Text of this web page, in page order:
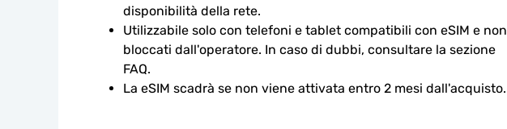
disponibilità della rete.
Utilizzabile solo con telefoni e tablet compatibili con eSIM e non
bloccati dall'operatore. In caso di dubbi, consultare la sezione
FAQ.
La eSIM scadrà se non viene attivata entro 2 mesi dall'acquisto.